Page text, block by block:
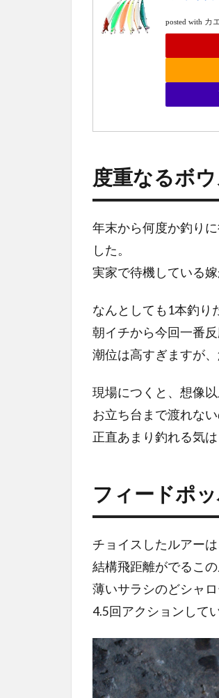
ーな
アク
ディシ
ョン
（1/4）
7
今
の
備
posted with カ
度重なるボ
年末から何度か釣り
した。
実家で待機している
なんとしても1本釣り
朝イチから今回一番
潮位は高すぎますが
現場につくと、想像以
お立ち台まで渡れな
正直あまり釣れる気
フィードポ
チョイスしたルアー
結構飛距離がでるこ
薄いサラシのどシャ
4.5回アクションして